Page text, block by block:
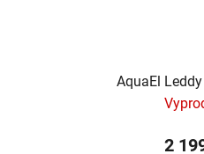
AquaEl
2